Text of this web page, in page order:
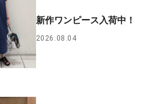
新作ワンピース入荷中！
2026.08.04